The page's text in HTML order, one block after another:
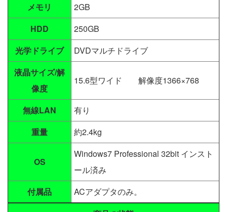
メモリ
2GB
HDD
250GB
光学ドライブ
DVDマルチドライブ
液晶サイズ/解
像度
15.6型ワイド 解像度1366×768
無線LAN
有り
重量
約2.4kg
OS
Windows7 Professional 32bit インスト
ール済み
付属品
ACアダプタのみ。